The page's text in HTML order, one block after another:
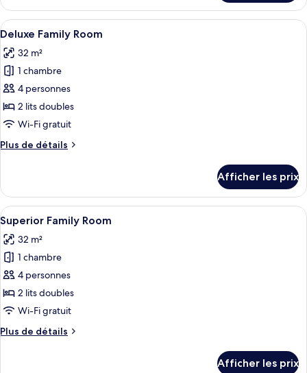
Room
Classic
King
Room
Afficher
toutes
les
photos
pour
ce
type
chambre :
Room
Une chambre d’hôtel avec deux lits,
4
Deluxe Family Room
32 m²
1 chambre
4 personnes
2 lits doubles
Wi-Fi gratuit
Plus de détails
Plus
Deluxe
Family
Room
Afficher les prix
Afficher
toutes
les
photos
pour
ce
type
chambre :
Une chambre d’hôtel avec deux lits,
4
Superior Family Room
32 m²
1 chambre
4 personnes
2 lits doubles
Wi-Fi gratuit
Plus de détails
Plus
Afficher les prix